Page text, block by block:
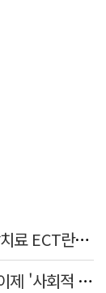
수술이 어려운 반려동물 종양, 전기 항암치료 ECT란? [반려동물 건강톡톡]
[이정식의 시대의 창]폭염 속 이동노동, 이제 '사회적 위험 관리'로 전환할 때